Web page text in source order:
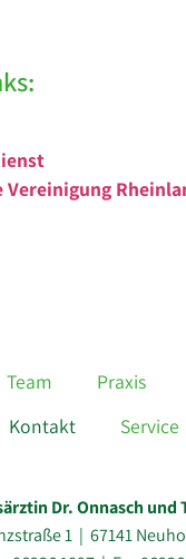
Vereinigung
Team Praxis
Kontakt
Service
Dr. Onnasch und
1 | 67141